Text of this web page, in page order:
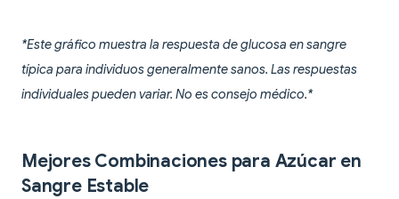
*Este gráfico muestra la respuesta de glucosa en sangre
típica para individuos generalmente sanos. Las respuestas
individuales pueden variar. No es consejo médico.*
Mejores Combinaciones para Azúcar en
Sangre Estable